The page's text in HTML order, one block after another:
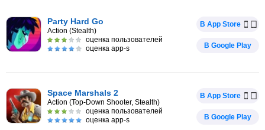
Party Hard Go
Action (Stealth)
оценка пользователей
оценка app-s
В App Store
В Google Play
Space Marshals 2
Action (Top-Down Shooter, Stealth)
оценка пользователей
оценка app-s
В App Store
В Google Play